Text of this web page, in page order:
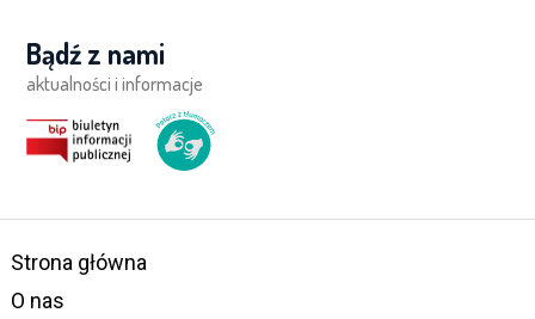
Bądź z nami
aktualności i informacje
Strona główna
O nas